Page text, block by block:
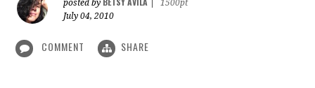
posted by
1500pt
July 04, 2010
COMMENT SHARE